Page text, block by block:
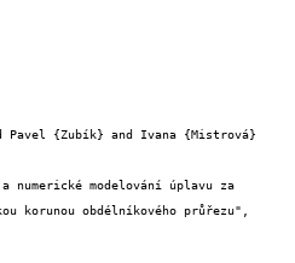
korunou obdélníkového průřezu",